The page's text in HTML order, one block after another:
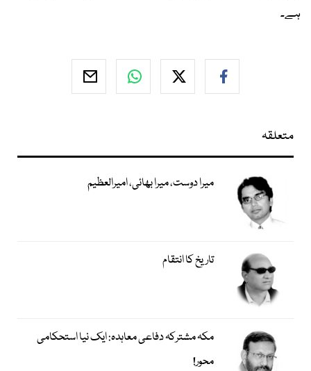
ہے۔
متعلقہ
میرا دوست، میرا بھائی، امیرالعظیم
تاریخ کا انتقام
مکہ مشترکہ دفاعی معاہدہ: ایک نیا استحکامی
محور!